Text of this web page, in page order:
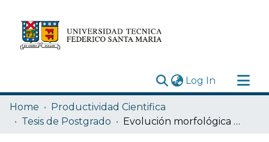
Log In (current)
Research Outputs
Statistics
Home
Productividad Cientifica
Tesis de Postgrado
Evolución morfológica de la desembocadura de estuarios intermitentes en la zona central de Chile y su relación con el caudal del río aportante